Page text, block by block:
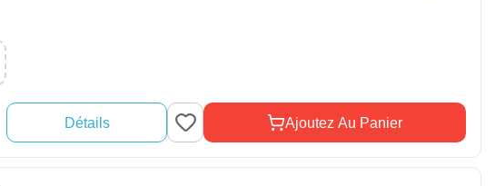
Détails Ajoutez Au Panier